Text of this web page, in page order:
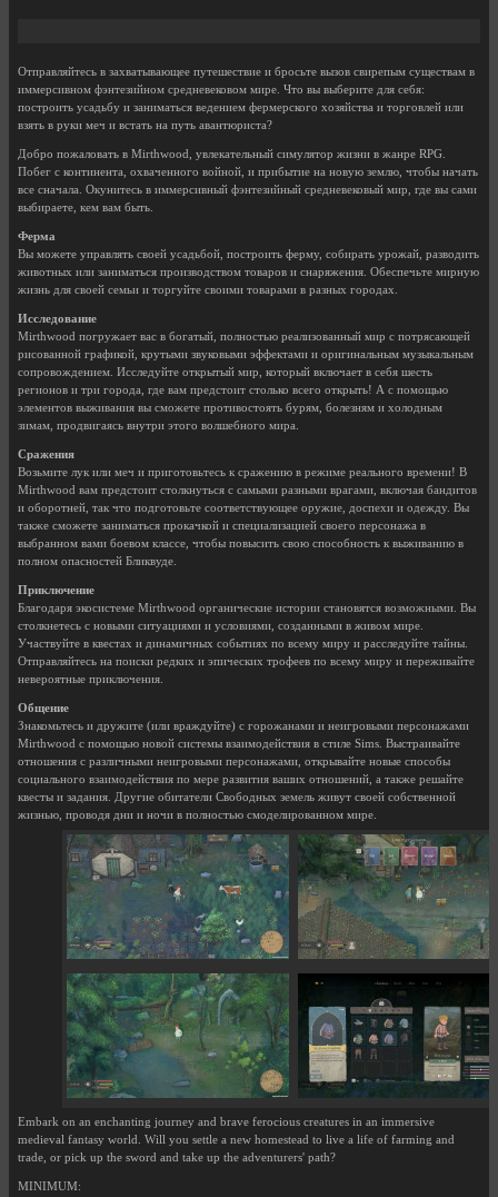
Отправляйтесь в захватывающее путешествие и бросьте вызов свирепым существам в
иммерсивном фэнтезийном средневековом мире. Что вы выберите для себя:
построить усадьбу и заниматься ведением фермерского хозяйства и торговлей или
взять в руки меч и встать на путь авантюриста?
Добро пожаловать в Mirthwood, увлекательный симулятор жизни в жанре RPG.
Побег с континента, охваченного войной, и прибытие на новую землю, чтобы начать
все сначала. Окунитесь в иммерсивный фэнтезийный средневековый мир, где вы сами
выбираете, кем вам быть.
Ферма
Вы можете управлять своей усадьбой, построить ферму, собирать урожай, разводить
животных или заниматься производством товаров и снаряжения. Обеспечьте мирную
жизнь для своей семьи и торгуйте своими товарами в разных городах.
Исследование
Mirthwood погружает вас в богатый, полностью реализованный мир с потрясающей
рисованной графикой, крутыми звуковыми эффектами и оригинальным музыкальным
сопровождением. Исследуйте открытый мир, который включает в себя шесть
регионов и три города, где вам предстоит столько всего открыть! А с помощью
элементов выживания вы сможете противостоять бурям, болезням и холодным
зимам, продвигаясь внутри этого волшебного мира.
Сражения
Возьмите лук или меч и приготовьтесь к сражению в режиме реального времени! В
Mirthwood вам предстоит столкнуться с самыми разными врагами, включая бандитов
и оборотней, так что подготовьте соответствующее оружие, доспехи и одежду. Вы
также сможете заниматься прокачкой и специализацией своего персонажа в
выбранном вами боевом классе, чтобы повысить свою способность к выживанию в
полном опасностей Бликвуде.
Приключение
Благодаря экосистеме Mirthwood органические истории становятся возможными. Вы
столкнетесь с новыми ситуациями и условиями, созданными в живом мире.
Участвуйте в квестах и динамичных событиях по всему миру и расследуйте тайны.
Отправляйтесь на поиски редких и эпических трофеев по всему миру и переживайте
невероятные приключения.
Общение
Знакомьтесь и дружите (или враждуйте) с горожанами и неигровыми персонажами
Mirthwood с помощью новой системы взаимодействия в стиле Sims. Выстраивайте
отношения с различными неигровыми персонажами, открывайте новые способы
социального взаимодействия по мере развития ваших отношений, а также решайте
квесты и задания. Другие обитатели Свободных земель живут своей собственной
жизнью, проводя дни и ночи в полностью смоделированном мире.
Embark on an enchanting journey and brave ferocious creatures in an immersive
medieval fantasy world. Will you settle a new homestead to live a life of farming and
trade, or pick up the sword and take up the adventurers' path?
MINIMUM: